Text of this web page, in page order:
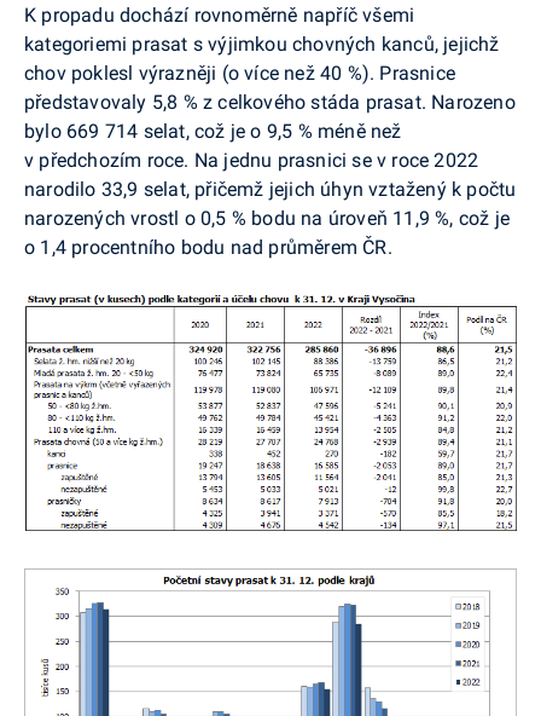
K propadu dochází rovnoměrně napříč všemi
kategoriemi prasat s výjimkou chovných kanců, jejichž
chov poklesl výrazněji (o více než 40 %). Prasnice
představovaly 5,8 % z celkového stáda prasat. Narozeno
bylo 669 714 selat, což je o 9,5 % méně než
v předchozím roce. Na jednu prasnici se v roce 2022
narodilo 33,9 selat, přičemž jejich úhyn vztažený k počtu
narozených vrostl o 0,5 % bodu na úroveň 11,9 %, což je
o 1,4 procentního bodu nad průměrem ČR.